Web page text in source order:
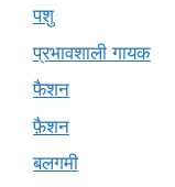
पशु
प्रभावशाली गायक
फैशन
फ़ैशन
बलगमी